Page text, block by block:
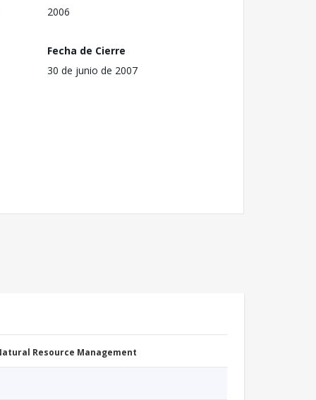
2006
Fecha de Cierre
30 de junio de 2007
Resource Management